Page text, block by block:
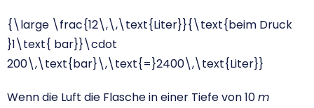
{\large \frac{12\,\,\text{Liter}}{\text{beim Druck
}1\text{ bar}}\cdot
200\,\text{bar}\,\text{=}2400\,\text{Liter}}
Wenn die Luft die Flasche in einer Tiefe von 10m